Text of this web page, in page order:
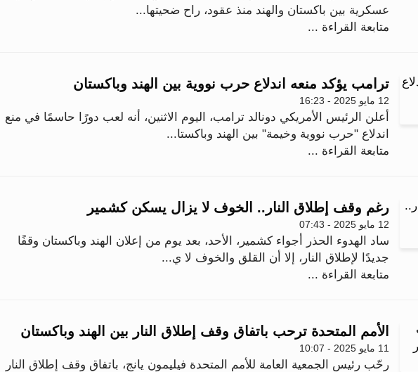
عسكرية بين باكستان والهند منذ عقود، راح ضحيتها...
متابعة القراءة ...
ترامب يؤكد منعه اندلاع حرب نووية بين الهند وباكستان
12 مايو 2025 - 16:23
أعلن الرئيس الأمريكي دونالد ترامب، اليوم الاثنين، أنه لعب دورًا حاسمًا في منع
اندلاع "حرب نووية وخيمة" بين الهند وباكستا...
متابعة القراءة ...
رغم وقف إطلاق النار.. الخوف لا يزال يسكن كشمير
12 مايو 2025 - 07:43
ساد الهدوء الحذر أجواء كشمير، الأحد، بعد يوم من إعلان الهند وباكستان وقفًا
جديدًا لإطلاق النار، إلا أن القلق والخوف لا ي...
متابعة القراءة ...
الأمم المتحدة ترحب باتفاق وقف إطلاق النار بين الهند وباكستان
11 مايو 2025 - 10:07
رحّب رئيس الجمعية العامة للأمم المتحدة فيليمون يانج، باتفاق وقف إطلاق النار